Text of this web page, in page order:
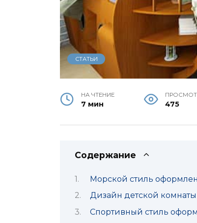
СТАТЬИ
НА ЧТЕНИЕ
7 мин 475
Содержание
Морской стиль
Дизайн детской комнаты
Спортивный стиль